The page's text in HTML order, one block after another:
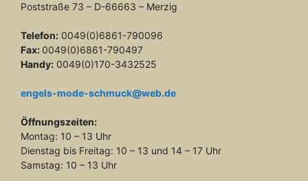
Poststraße 73 – D-66663 – Merzig
Telefon: 0049(0)6861-790096
Fax: 0049(0)6861-790497
Handy: 0049(0)170-3432525
engels-mode-schmuck@web.de
Öffnungszeiten:
Montag: 10 – 13 Uhr
Dienstag bis Freitag: 10 – 13 und 14 – 17 Uhr
Samstag: 10 – 13 Uhr